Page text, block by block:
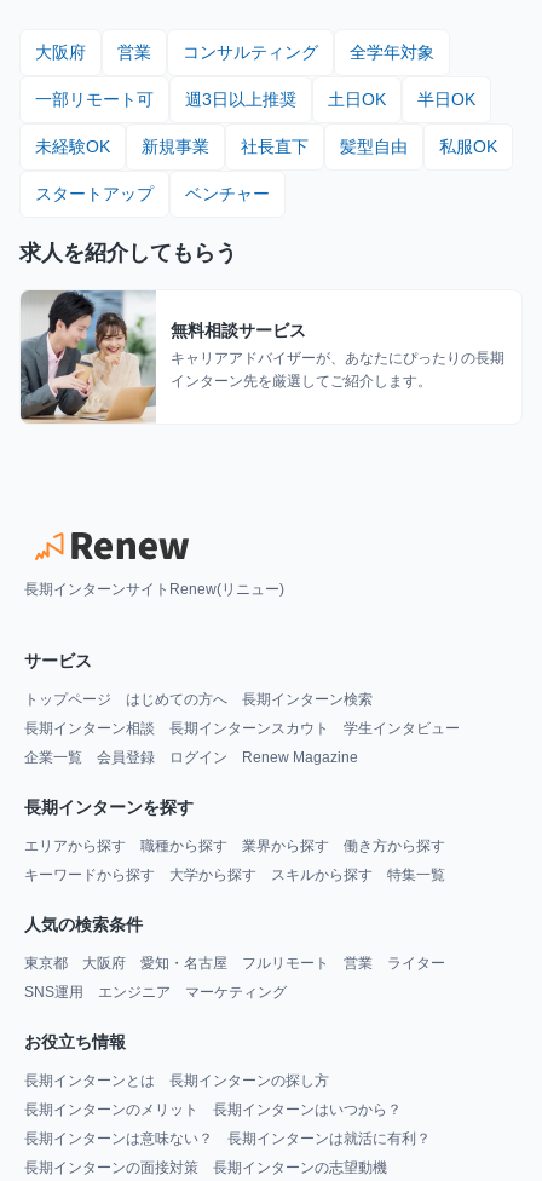
大阪府 営業 コンサルティング 全学年対象
一部リモート可 週3日以上推奨 土日OK 半日OK
未経験OK 新規事業 社長直下 髪型自由 私服OK
スタートアップ ベンチャー
求人を紹介してもらう
無料相談サービス
キャリアアドバイザーが、あなたにぴったりの長期
インターン先を厳選してご紹介します。
長期インターンサイトRenew(リニュー)
サービス
トップページ はじめての方へ
長期インターン検索
長期インターン相談
長期インターンスカウト
学生インタビュー
企業一覧
会員登録 ログイン Renew Magazine
長期インターンを探す
エリアから探す 職種から探す 業界から探す
働き方から探す
キーワードから探す
大学から探す スキルから探す 特集一覧
人気の検索条件
東京都 大阪府 愛知・名古屋 フルリモート 営業
ライター
SNS運用
エンジニア マーケティング
お役立ち情報
長期インターンとは
長期インターンの探し方
長期インターンのメリット
長期インターンはいつから？
長期インターンは意味ない？
長期インターンは就活に有利？
長期インターンの面接対策
長期インターンの志望動機